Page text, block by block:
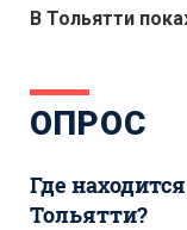
В Тольятти
ОПРОС
Где
Тольятти?